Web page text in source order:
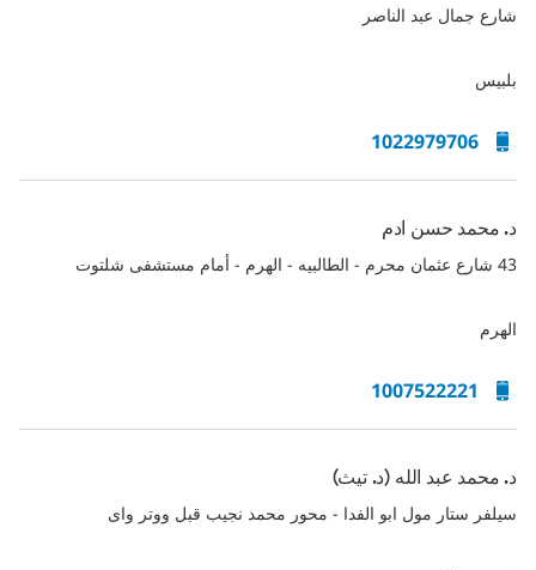
شارع جمال عبد الناصر
بلبيس
1022979706
د. محمد حسن ادم
43 شارع عثمان محرم - الطالبيه - الهرم - أمام مستشفى شلتوت
الهرم
1007522221
د. محمد عبد الله (د. تيث)
سيلفر ستار مول ابو الفدا - محور محمد نجيب قبل ووتر واى